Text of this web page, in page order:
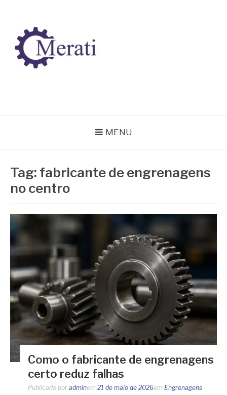
conteúdo
MENU
Tag: fabricante de engrenagens
no centro
Como o fabricante de engrenagens
certo reduz falhas
Publicado por adminem 21 de maio de 2026em Engrenagens